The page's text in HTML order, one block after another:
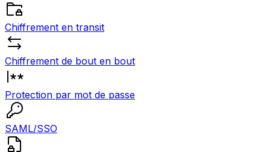
Chiffrement en transit
Chiffrement de bout en bout
Protection par mot de passe
SAML/SSO